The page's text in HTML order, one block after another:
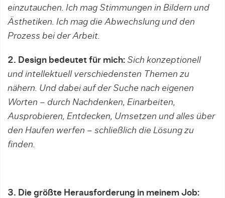
einzutauchen. Ich mag Stimmungen in Bildern und
Ästhetiken. Ich mag die Abwechslung und den
Prozess bei der Arbeit.
2. Design bedeutet für mich: Sich konzeptionell
und intellektuell verschiedensten Themen zu
nähern. Und dabei auf der Suche nach eigenen
Worten – durch Nachdenken, Einarbeiten,
Ausprobieren, Entdecken, Umsetzen und alles über
den Haufen werfen – schließlich die Lösung zu
finden.
3. Die größte Herausforderung in meinem Job: